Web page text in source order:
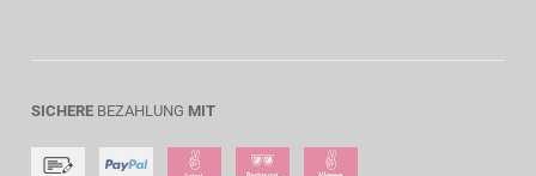
SICHERE BEZAHLUNG MIT